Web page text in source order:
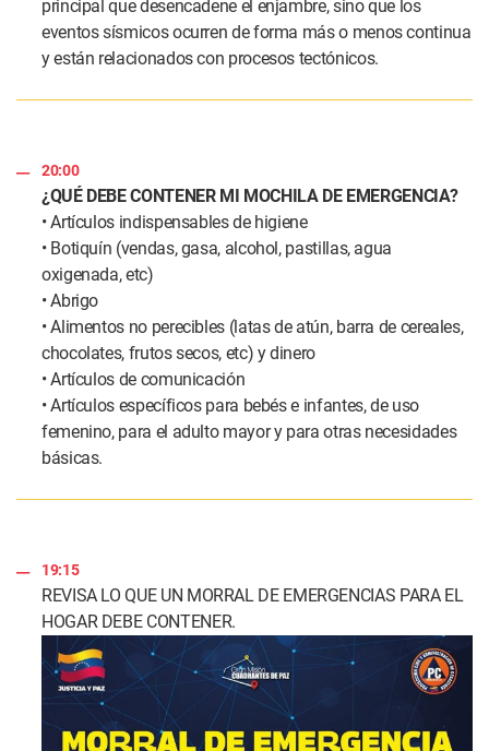
principal que desencadene el enjambre, sino que los
eventos sísmicos ocurren de forma más o menos continua
y están relacionados con procesos tectónicos.
20:00
¿QUÉ DEBE CONTENER MI MOCHILA DE EMERGENCIA?
• Artículos indispensables de higiene
• Botiquín (vendas, gasa, alcohol, pastillas, agua
oxigenada, etc)
• Abrigo
• Alimentos no perecibles (latas de atún, barra de cereales,
chocolates, frutos secos, etc) y dinero
• Artículos de comunicación
• Artículos específicos para bebés e infantes, de uso
femenino, para el adulto mayor y para otras necesidades
básicas.
19:15
REVISA LO QUE UN MORRAL DE EMERGENCIAS PARA EL
HOGAR DEBE CONTENER.